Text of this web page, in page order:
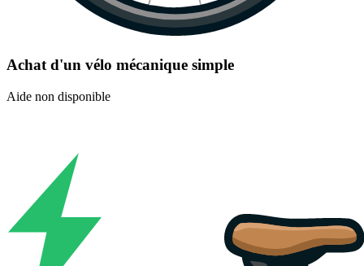
Achat d'un vélo mécanique simple
Aide non disponible